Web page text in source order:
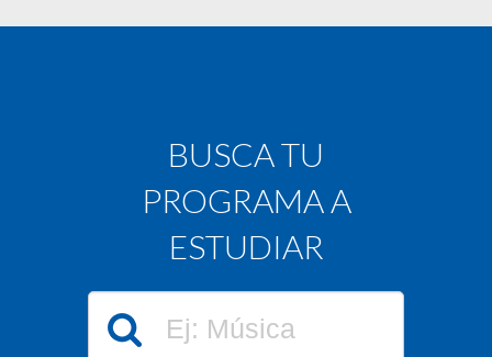
BUSCA TU
PROGRAMA A
ESTUDIAR